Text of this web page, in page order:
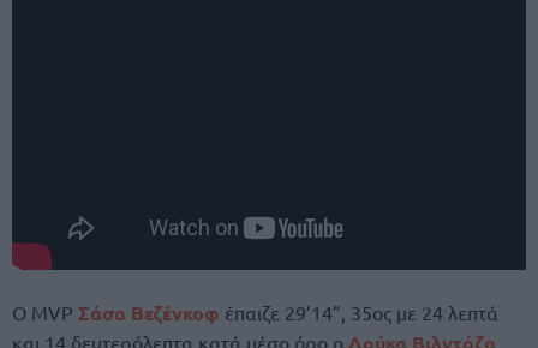
Ο MVP Σάσα Βεζένκοφ έπαιζε 29’14”, 35ος με 24 λεπτά
και 14 δευτερόλεπτα κατά μέσο όρο ο Λούκα Βιλντόζα